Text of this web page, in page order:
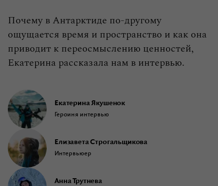
Почему в Антарктиде по‑другому
ощущается время и пространство и как она
приводит к переосмыслению ценностей,
Екатерина рассказала нам в интервью.
Екатерина Якушенок
Героиня интервью
Елизавета Строгальщикова
Интервьюер
Анна Трутнева